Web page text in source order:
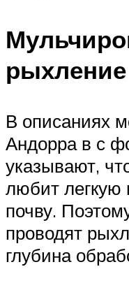
рыхление
В описаниях
Андорра в с
указывают,
любит легкую
почву.
проводят
глубина